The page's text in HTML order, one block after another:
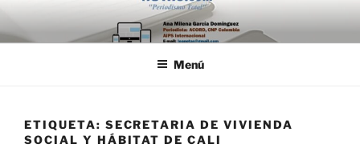
Saltar
al
contenido
Menú
ETIQUETA: SECRETARIA DE VIVIENDA
SOCIAL Y HÁBITAT DE CALI